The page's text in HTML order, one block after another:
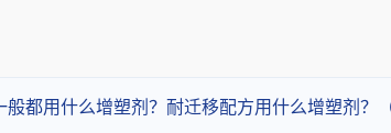
般都用什么增塑剂？耐迁移配方用什么增塑剂？（